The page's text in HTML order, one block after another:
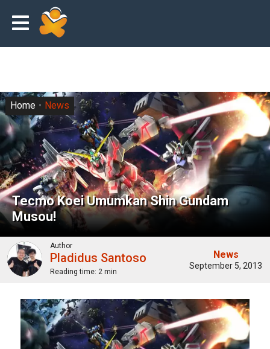
Tecmo Koei Umumkan Shin Gundam
Musou!
Home News
Author
Pladidus Santoso
Reading time: 2 min
News
September 5, 2013